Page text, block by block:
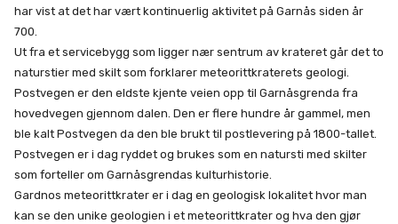
har vist at det har vært kontinuerlig aktivitet på Garnås siden år
700.
Ut fra et servicebygg som ligger nær sentrum av krateret går det to
naturstier med skilt som forklarer meteorittkraterets geologi.
Postvegen er den eldste kjente veien opp til Garnåsgrenda fra
hovedvegen gjennom dalen. Den er flere hundre år gammel, men
ble kalt Postvegen da den ble brukt til postlevering på 1800-tallet.
Postvegen er i dag ryddet og brukes som en natursti med skilter
som forteller om Garnåsgrendas kulturhistorie.
Gardnos meteorittkrater er i dag en geologisk lokalitet hvor man
kan se den unike geologien i et meteorittkrater og hva den gjør